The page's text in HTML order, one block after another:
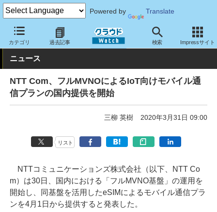
Powered by Translate
カテゴリ 過去記事 検索 Impressサイト
クラウド Watch ネットワーク 通信インフラ
ニュース
NTT Com、フルMVNOによるIoT向けモバイル通
信プランの国内提供を開始
三柳 英樹 2020年3月31日 09:00
リスト
NTTコミュニケーションズ株式会社（以下、NTT Co
m）は30日、国内における「フルMVNO基盤」の運用を
開始し、同基盤を活用したeSIMによるモバイル通信プラ
ンを4月1日から提供すると発表した。